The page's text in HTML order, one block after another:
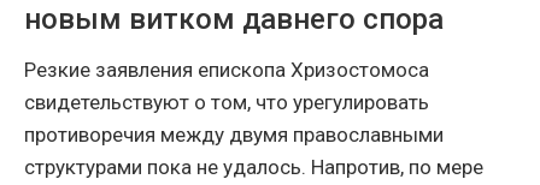
новым витком давнего спора
Резкие заявления епископа Хризостомоса
свидетельствуют о том, что урегулировать
противоречия между двумя православными
структурами пока не удалось. Напротив, по мере